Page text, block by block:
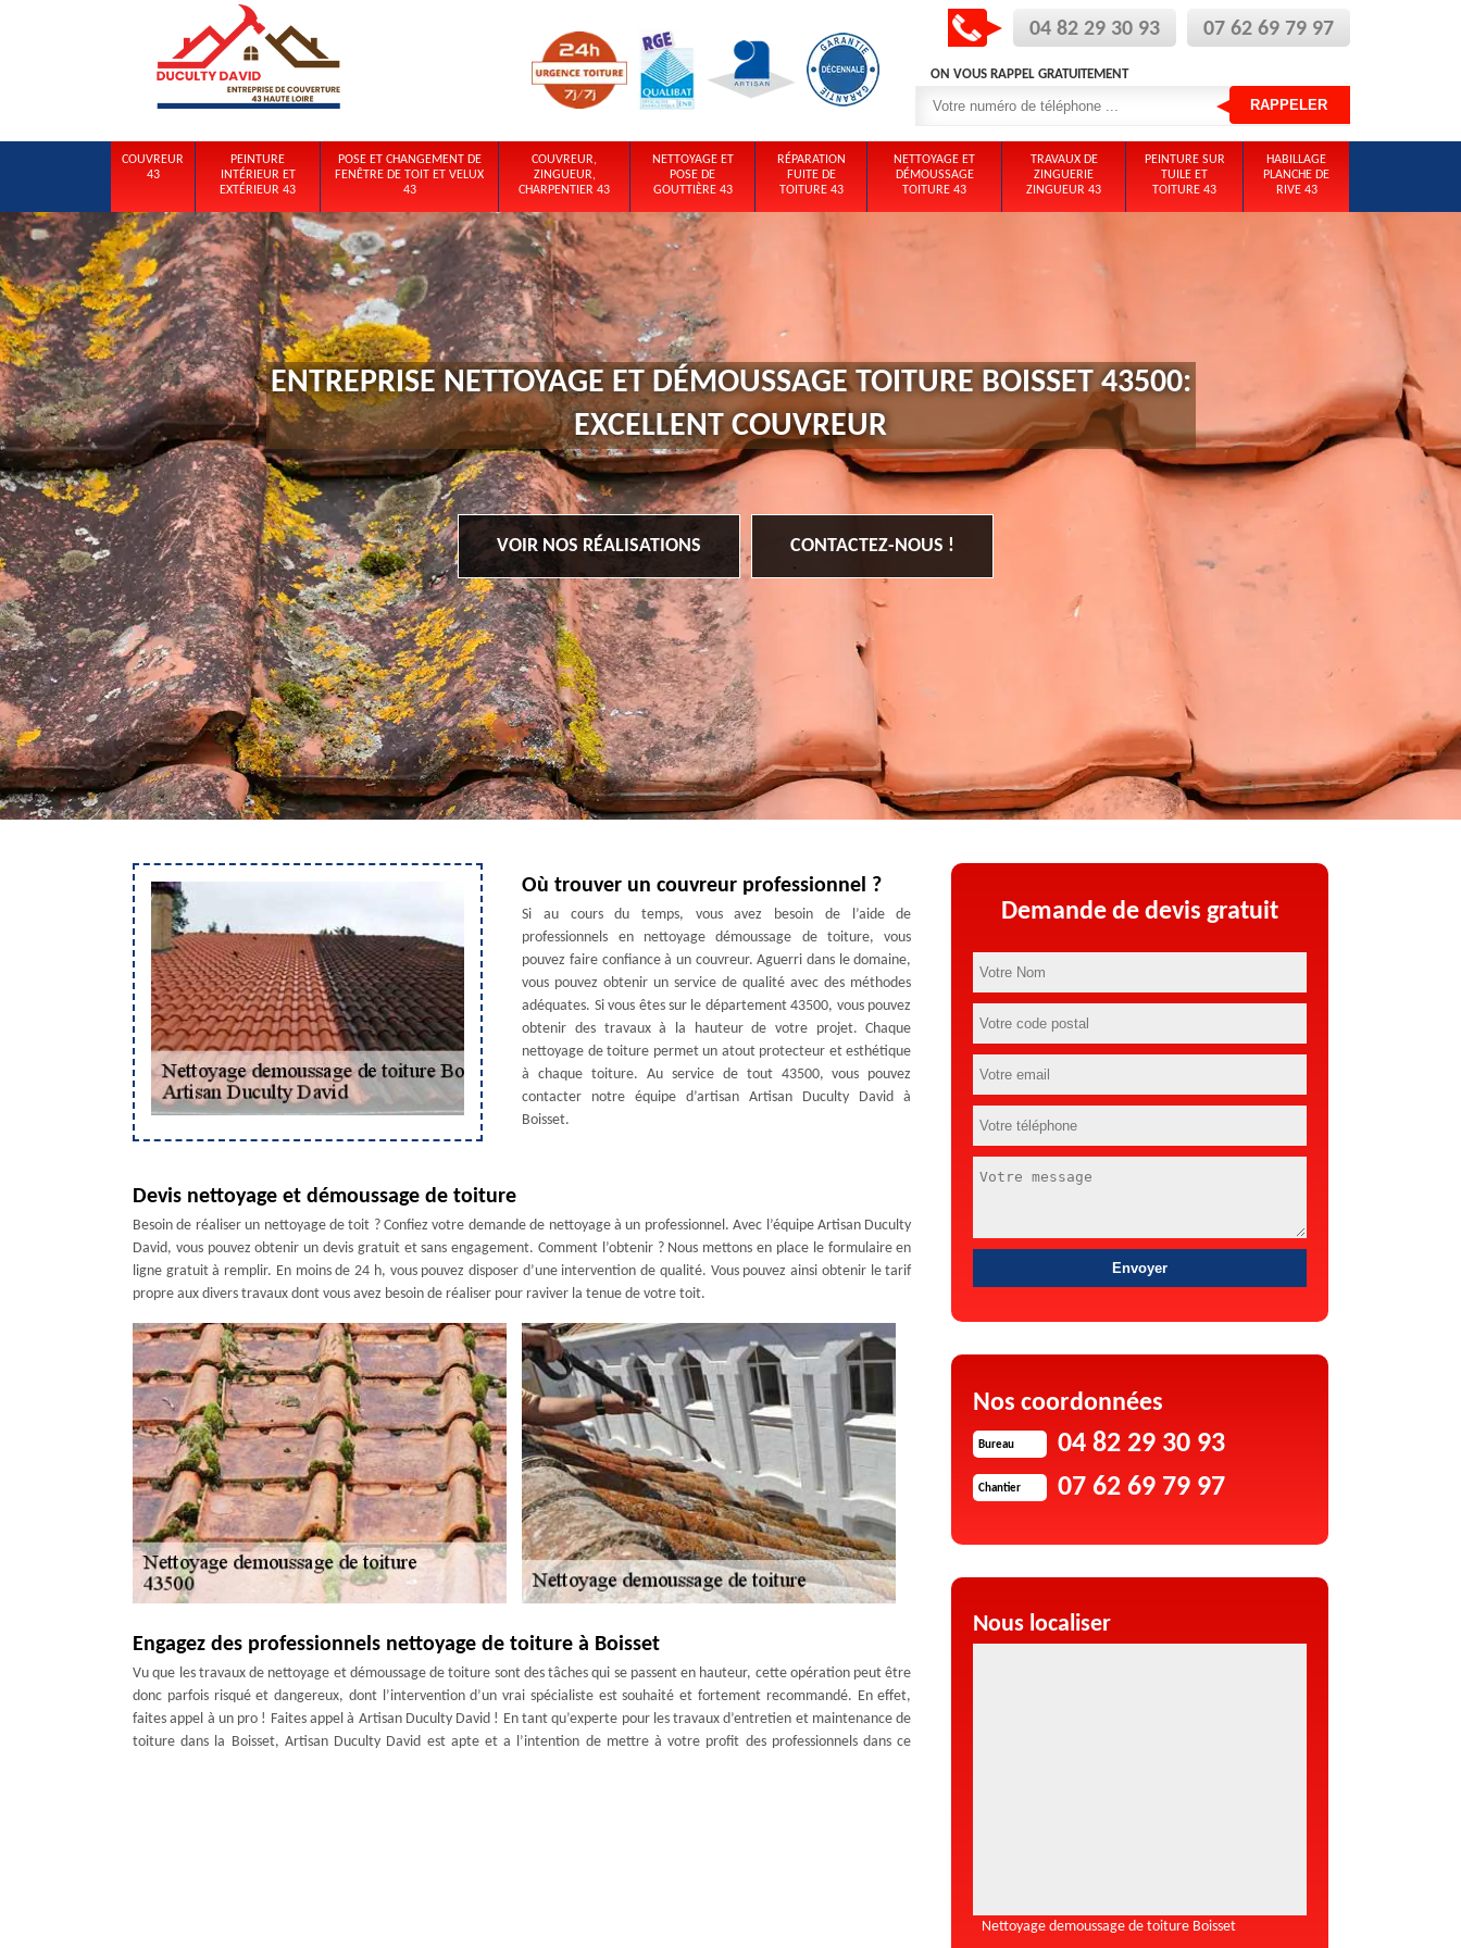
04 82 29 30 93 07 62 69 79 97
ON VOUS RAPPEL GRATUITEMENT
COUVREUR
43
PEINTURE
INTÉRIEUR ET
EXTÉRIEUR 43
POSE ET CHANGEMENT DE
FENÊTRE DE TOIT ET VELUX
43
COUVREUR,
ZINGUEUR,
CHARPENTIER 43
NETTOYAGE ET
POSE DE
GOUTTIÈRE 43
RÉPARATION
FUITE DE
TOITURE 43
NETTOYAGE ET
DÉMOUSSAGE
TOITURE 43
TRAVAUX DE
ZINGUERIE
ZINGUEUR 43
PEINTURE SUR
TUILE ET
TOITURE 43
HABILLAGE
PLANCHE DE
RIVE 43
ENTREPRISE NETTOYAGE ET DÉMOUSSAGE TOITURE BOISSET 43500:
EXCELLENT COUVREUR
VOIR NOS RÉALISATIONS CONTACTEZ-NOUS !
Où trouver un couvreur professionnel ?
Si au cours du temps, vous avez besoin de l’aide de
professionnels en nettoyage démoussage de toiture, vous
pouvez faire confiance à un couvreur. Aguerri dans le domaine,
vous pouvez obtenir un service de qualité avec des méthodes
adéquates. Si vous êtes sur le département 43500, vous pouvez
obtenir des travaux à la hauteur de votre projet. Chaque
nettoyage de toiture permet un atout protecteur et esthétique
à chaque toiture. Au service de tout 43500, vous pouvez
contacter notre équipe d’artisan Artisan Duculty David à
Boisset.
Devis nettoyage et démoussage de toiture
Besoin de réaliser un nettoyage de toit ? Confiez votre demande de nettoyage à un professionnel. Avec l’équipe Artisan Duculty
David, vous pouvez obtenir un devis gratuit et sans engagement. Comment l’obtenir ? Nous mettons en place le formulaire en
ligne gratuit à remplir. En moins de 24 h, vous pouvez disposer d’une intervention de qualité. Vous pouvez ainsi obtenir le tarif
propre aux divers travaux dont vous avez besoin de réaliser pour raviver la tenue de votre toit.
Engagez des professionnels nettoyage de toiture à Boisset
Vu que les travaux de nettoyage et démoussage de toiture sont des tâches qui se passent en hauteur, cette opération peut être
donc parfois risqué et dangereux, dont l’intervention d’un vrai spécialiste est souhaité et fortement recommandé. En effet,
faites appel à un pro ! Faites appel à Artisan Duculty David ! En tant qu’experte pour les travaux d’entretien et maintenance de
toiture dans la Boisset, Artisan Duculty David est apte et a l’intention de mettre à votre profit des professionnels dans ce
Demande de devis gratuit
Nos coordonnées
Bureau 04 82 29 30 93
Chantier 07 62 69 79 97
Nous localiser
Nettoyage demoussage de toiture Boisset